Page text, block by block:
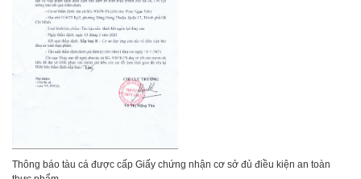
Thông báo tàu cá được cấp Giấy chứng nhận cơ sở đủ điều kiện an toàn